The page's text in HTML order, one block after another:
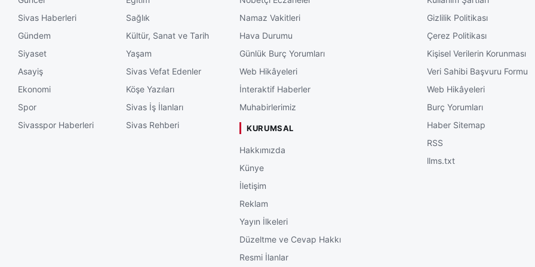
Sivas Haberleri
Gündem
Siyaset
Asayiş
Ekonomi
Spor
Sivasspor Haberleri
Sağlık
Kültür, Sanat ve Tarih
Yaşam
Sivas Vefat Edenler
Köşe Yazıları
Sivas İş İlanları
Sivas Rehberi
Namaz Vakitleri
Hava Durumu
Günlük Burç Yorumları
Web Hikâyeleri
İnteraktif Haberler
Muhabirlerimiz
KURUMSAL
Hakkımızda
Künye
İletişim
Reklam
Yayın İlkeleri
Düzeltme ve Cevap Hakkı
Resmi İlanlar
Gizlilik Politikası
Çerez Politikası
Kişisel Verilerin Korunması
Veri Sahibi Başvuru Formu
Web Hikâyeleri
Burç Yorumları
Haber Sitemap
RSS
llms.txt